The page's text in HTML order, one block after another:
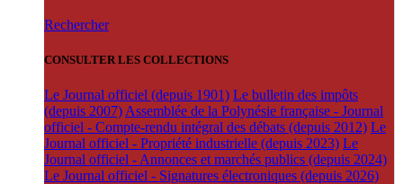
Rechercher
CONSULTER LES COLLECTIONS
Le Journal officiel (depuis 1901) Le bulletin des impôts
(depuis 2007) Assemblée de la Polynésie française - Journal
officiel - Compte-rendu intégral des débats (depuis 2012) Le
Journal officiel - Propriété industrielle (depuis 2023) Le
Journal officiel - Annonces et marchés publics (depuis 2024)
Le Journal officiel - Signatures électroniques (depuis 2026)